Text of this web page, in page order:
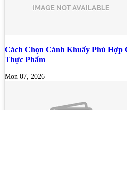
Cách Chọn Cánh Khuấy Phù Hợp
Thực Phẩm
Mon 07, 2026